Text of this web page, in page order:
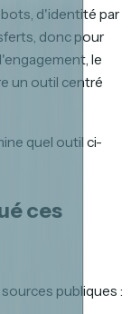
d'identité par
donc pour
le
un outil centré
quel outil ci-
ces
publiques :